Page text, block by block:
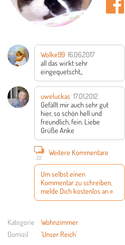
Wolke99 16.06.2017
all das wirkt sehr
eingequetscht,,
uweluckas 17.01.2012
Gefällt mir auch sehr gut
hier, so schön hell und
freundlich, fein. Liebe
Grüße Anke
22
Weitere Kommentare
Um selbst einen
Kommentar zu schreiben,
melde Dich kostenlos an »
Kategorie
Wohnzimmer
Domizil
'Unser Reich'